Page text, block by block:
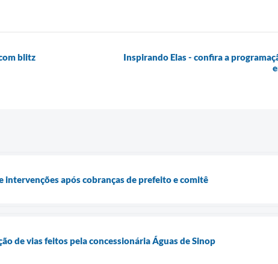
blitz
Inspirando Elas - confira a
intervenções após cobranças de prefeito e comitê
de vias feitos pela concessionária Águas de Sinop